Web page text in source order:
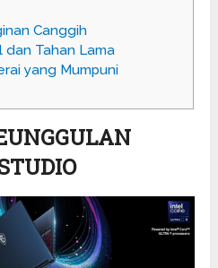
Canggih
Tahan Lama
yang Mumpuni